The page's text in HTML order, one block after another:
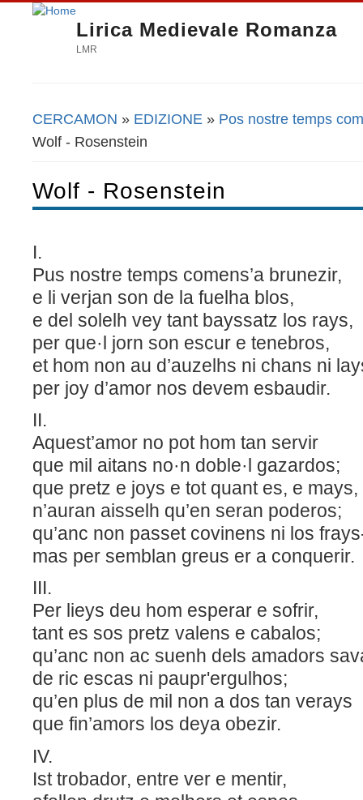
Lirica Medievale Romanza
LMR
Tu sei qui
CERCAMON » EDIZIONE » Pos nostre temps
Wolf - Rosenstein
Wolf - Rosenstein
I.
Pus nostre temps comens’a brunezir,
e li verjan son de la fuelha blos,
e del solelh vey tant bayssatz los rays,
per que·l jorn son escur e tenebros,
et hom non au d’auzelhs ni chans ni
per joy d’amor nos devem esbaudir.
II.
Aquest’amor no pot hom tan servir
que mil aitans no·n doble·l gazardos;
que pretz e joys e tot quant es, e mays,
n’auran aisselh qu’en seran poderos;
qu’anc non passet covinens ni los
mas per semblan greus er a conquerir.
III.
Per lieys deu hom esperar e sofrir,
tant es sos pretz valens e cabalos;
qu’anc non ac suenh dels amadors
de ric escas ni paupr'ergulhos;
qu’en plus de mil non a dos tan verays
que fin’amors los deya obezir.
IV.
Ist trobador, entre ver e mentir,